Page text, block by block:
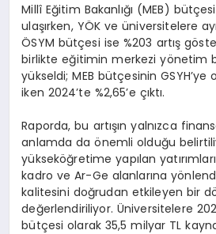
Millî Eğitim Bakanlığı (MEB)
ulaşırken, YÖK ve üniversitelere
ÖSYM bütçesi ise %203 artış
birlikte eğitimin merkezi yönetim
yükseldi; MEB bütçesinin GSYH’ye
iken 2024’te %2,65’e çıktı​.
Raporda, bu artışın yalnızca
anlamda da önemli olduğu
yükseköğretime yapılan
kadro ve Ar-Ge alanlarına
kalitesini doğrudan etkileyen bir
değerlendiriliyor. Üniversitelere
bütçesi olarak 35,5 milyar TL